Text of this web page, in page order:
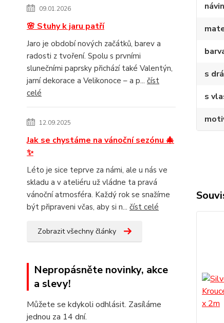
09.01.2026
🌸 Stuhy k jaru patří
Jaro je období nových začátků, barev a
radosti z tvoření. Spolu s prvními
slunečními paprsky přichází také Valentýn,
jarní dekorace a Velikonoce – a p... číst
celé
12.09.2025
Jak se chystáme na vánoční sezónu 🎄
✨
Léto je sice teprve za námi, ale u nás ve
skladu a v ateliéru už vládne ta pravá
vánoční atmosféra. Každý rok se snažíme
být připraveni včas, aby si n... číst celé
Zobrazit všechny články
Nepropásněte novinky, akce
a slevy!
Můžete se kdykoli odhlásit. Zasíláme
jednou za 14 dní.
návin
s
s